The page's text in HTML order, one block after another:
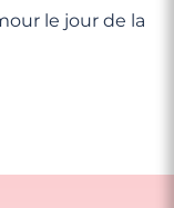
le jour de la